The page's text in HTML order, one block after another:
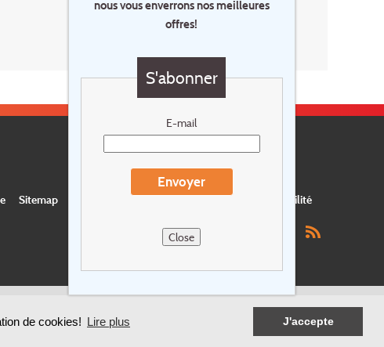
de cookies! Lire plus J'accepte
nous vous enverrons nos meilleures
offres!
S'abonner
E-mail
Envoyer
Close
Sitemap Postes vacants privacy Assurance Durabilité